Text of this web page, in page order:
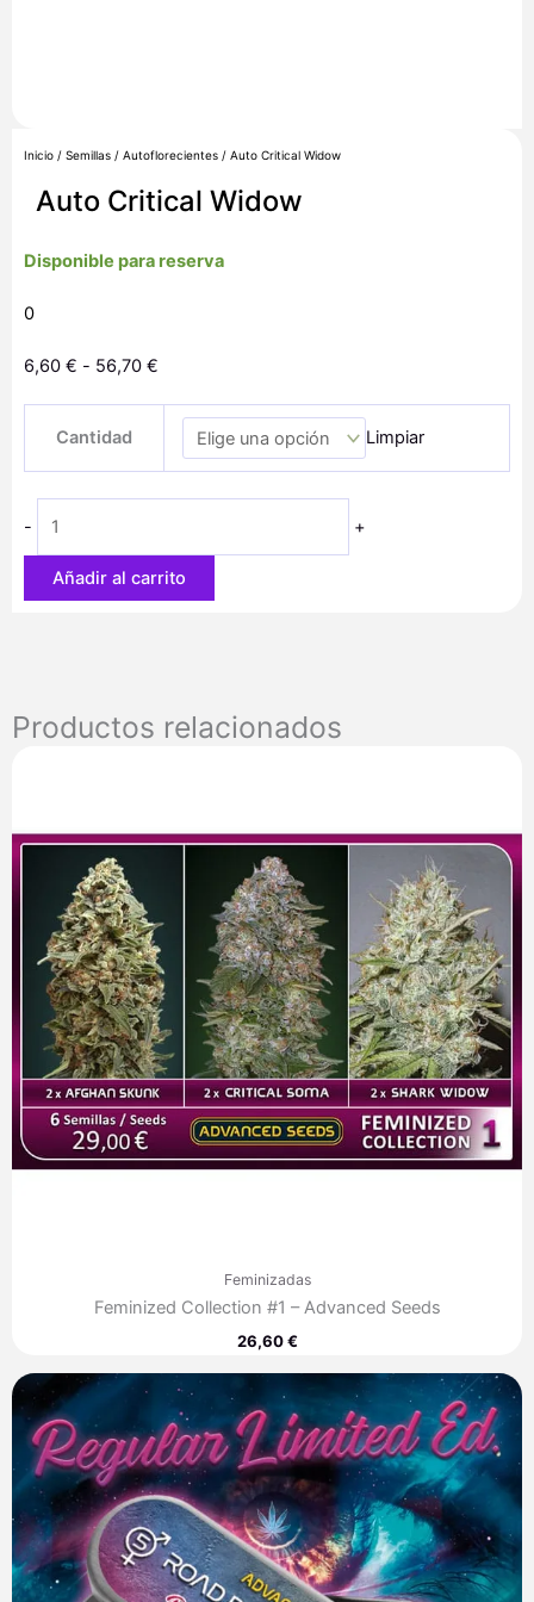
Inicio / Semillas / Autoflorecientes / Auto Critical Widow
Auto Critical Widow
Disponible para reserva
0
6,60 € - 56,70 €
precios:
desde
6,60 €
Cantidad Limpiar
-
Critical
Widow
cantidad
+
Añadir al carrito
Productos relacionados
Feminizadas
Feminized Collection #1 – Advanced Seeds
26,60€